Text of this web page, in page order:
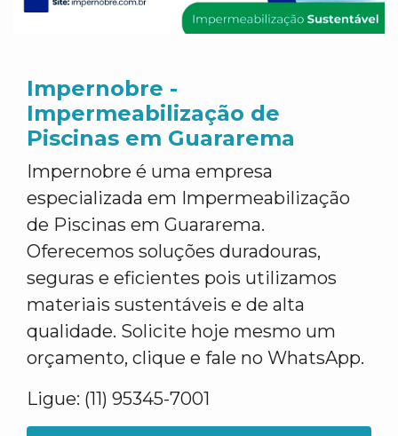
Impernobre -
Impermeabilização de
Piscinas em Guararema
Impernobre é uma empresa
especializada em Impermeabilização
de Piscinas em Guararema.
Oferecemos soluções duradouras,
seguras e eficientes pois utilizamos
materiais sustentáveis e de alta
qualidade. Solicite hoje mesmo um
orçamento, clique e fale no WhatsApp.
Ligue: (11) 95345-7001